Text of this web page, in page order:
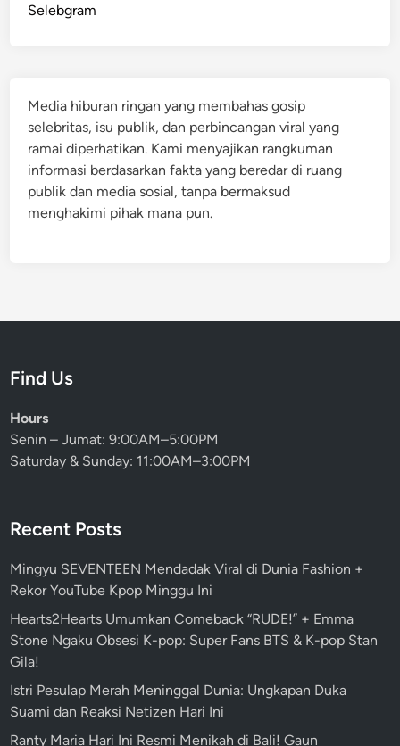
Selebgram
Media hiburan ringan yang membahas gosip
selebritas, isu publik, dan perbincangan viral yang
ramai diperhatikan. Kami menyajikan rangkuman
informasi berdasarkan fakta yang beredar di ruang
publik dan media sosial, tanpa bermaksud
menghakimi pihak mana pun.
Find Us
Hours
Senin – Jumat: 9:00AM–5:00PM
Saturday & Sunday: 11:00AM–3:00PM
Recent Posts
Mingyu SEVENTEEN Mendadak Viral di Dunia Fashion +
Rekor YouTube Kpop Minggu Ini
Hearts2Hearts Umumkan Comeback “RUDE!” + Emma
Stone Ngaku Obsesi K-pop: Super Fans BTS & K-pop Stan
Gila!
Istri Pesulap Merah Meninggal Dunia: Ungkapan Duka
Suami dan Reaksi Netizen Hari Ini
Ranty Maria Hari Ini Resmi Menikah di Bali! Gaun